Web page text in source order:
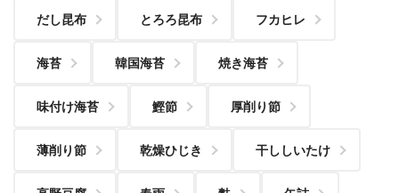
だし昆布 とろろ昆布 フカヒレ
海苔 韓国海苔 焼き海苔
味付け海苔 鰹節 厚削り節
薄削り節 乾燥ひじき 干ししいたけ